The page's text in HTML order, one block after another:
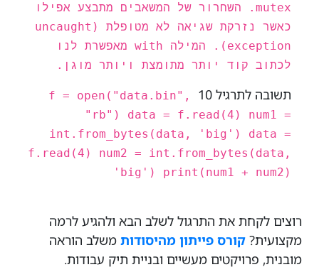
mutex. השחרור של המשאבים מתבצע אפילו
כאשר נזרקת שגיאה לא מטופלת (uncaught
exception). המילה with מאפשרת לנו
לכתוב קוד יותר מתומצת ויותר מוגן.
תשובה לתרגיל 10
f = open("data.bin",
"rb") data = f.read(4) num1 =
int.from_bytes(data, 'big') data =
f.read(4) num2 = int.from_bytes(data,
'big') print(num1 + num2)
רוצים לקחת את התרגול לשלב הבא ולהגיע לרמה
מקצועית? קורס פייתון מהיסודות משלב הוראה
מובנית, פרויקטים מעשיים ובניית תיק עבודות.